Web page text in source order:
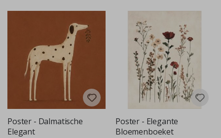
Poster - Dalmatische
Elegant
Poster - Elegante
Bloemenboeket